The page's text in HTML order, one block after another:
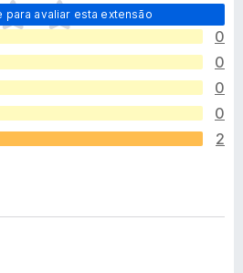
para avaliar esta extensão
0
0
0
0
2